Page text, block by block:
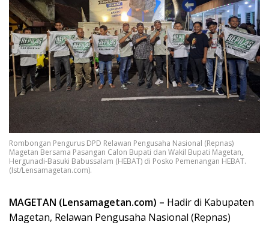
Rombongan Pengurus DPD Relawan Pengusaha Nasional (Repnas)
Magetan Bersama Pasangan Calon Bupati dan Wakil Bupati Magetan,
Hergunadi-Basuki Babussalam (HEBAT) di Posko Pemenangan HEBAT.
(Ist/Lensamagetan.com).
MAGETAN (Lensamagetan.com) – Hadir di Kabupaten
Magetan, Relawan Pengusaha Nasional (Repnas)